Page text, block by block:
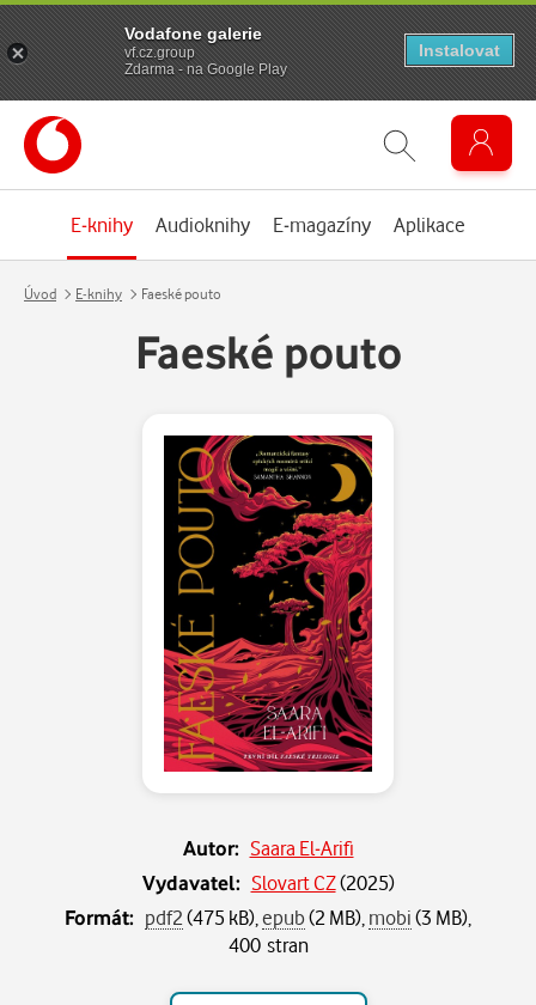
E-knihy Audioknihy E-magazíny Aplikace
Úvod E-knihy Faeské pouto
Faeské pouto
Autor: Saara El-Arifi
Vydavatel: Slovart CZ(2025)
Formát: pdf2(475 kB), epub(2 MB), mobi(3 MB),
400 stran
Vodafone galerie
vf.cz.group
Zdarma - na Google Play
Instalovat